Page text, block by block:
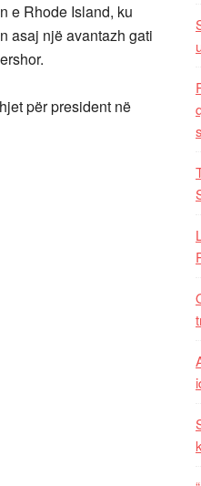
e Rhode Island, ku
asaj një avantazh gati
për president në